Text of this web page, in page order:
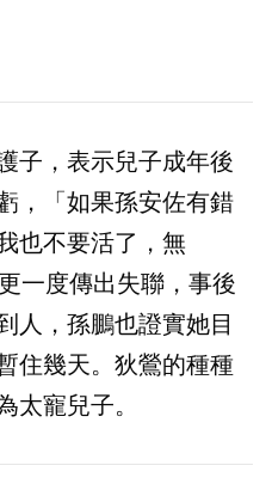
子，表示兒子成年後
，「如果孫安佐有錯
也不要活了，無
一度傳出失聯，事後
人，孫鵬也證實她目
住幾天。狄鶯的種種
太寵兒子。